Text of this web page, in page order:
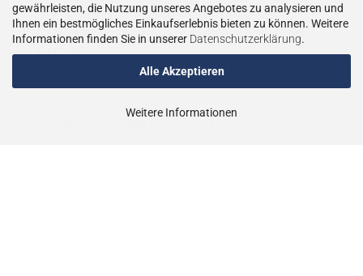
gewährleisten, die Nutzung unseres Angebotes zu analysieren und
Ihnen ein bestmögliches Einkaufserlebnis bieten zu können. Weitere
Informationen finden Sie in unserer Datenschutzerklärung.
Alle Akzeptieren
Weitere Informationen
SPEDITIONSVERSAND.
LIEFERUNGEN AN PACKSTATIONEN SIND NICHT
MÖGLICH.